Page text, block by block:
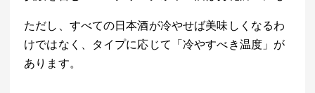
ただし、すべての日本酒が冷やせば美味しくなるわ
けではなく、タイプに応じて「冷やすべき温度」が
あります。